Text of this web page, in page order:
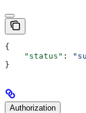
{
    "status"
:
}
Authorization